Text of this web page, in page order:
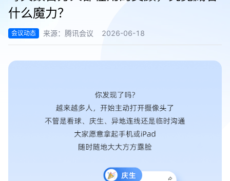
什么魔力？
会议动态 来源： 腾讯会议 2026-06-18